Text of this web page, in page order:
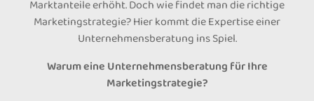
Marktanteile erhöht. Doch wie findet man die richtige
Marketingstrategie? Hier kommt die Expertise einer
Unternehmensberatung ins Spiel.
Warum eine Unternehmensberatung für Ihre
Marketingstrategie?